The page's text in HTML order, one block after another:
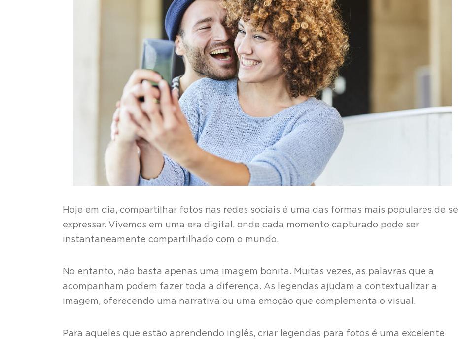
Hoje em dia, compartilhar fotos nas redes sociais é uma das formas mais populares de se
expressar. Vivemos em uma era digital, onde cada momento capturado pode ser
instantaneamente compartilhado com o mundo.
No entanto, não basta apenas uma imagem bonita. Muitas vezes, as palavras que a
acompanham podem fazer toda a diferença. As legendas ajudam a contextualizar a
imagem, oferecendo uma narrativa ou uma emoção que complementa o visual.
Para aqueles que estão aprendendo inglês, criar legendas para fotos é uma excelente